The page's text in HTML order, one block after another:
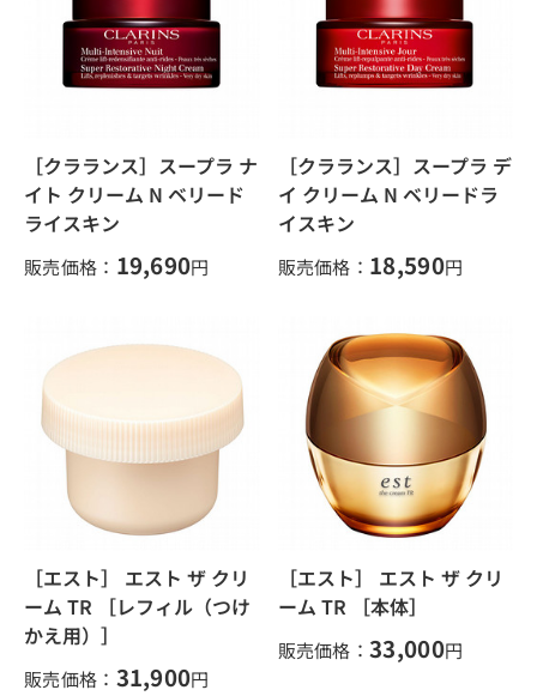
［クラランス］スープラ ナ
イト クリーム N ベリード
ライスキン
販売価格： 19,690円
［クラランス］スープラ デ
イ クリーム N ベリードラ
イスキン
販売価格： 18,590円
［エスト］ エスト ザ クリ
ーム TR ［レフィル（つけ
かえ用）］
販売価格： 31,900円
［エスト］ エスト ザ クリ
ーム TR ［本体］
販売価格： 33,000円